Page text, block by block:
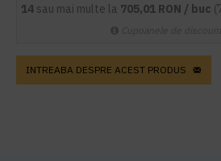
14 sau mai multe la 705,01 RON / buc
INTREABA DESPRE ACEST PRODUS